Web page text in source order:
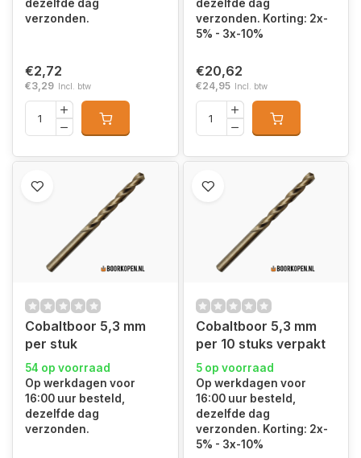
dezelfde dag
verzonden.
€2,72
€3,29 Incl. btw
dezelfde dag
verzonden. Korting: 2x-
5% - 3x-10%
€20,62
€24,95 Incl. btw
Cobaltboor 5,3 mm
per stuk
54 op voorraad
Op werkdagen voor
16:00 uur besteld,
dezelfde dag
verzonden.
Cobaltboor 5,3 mm
per 10 stuks verpakt
5 op voorraad
Op werkdagen voor
16:00 uur besteld,
dezelfde dag
verzonden. Korting: 2x-
5% - 3x-10%